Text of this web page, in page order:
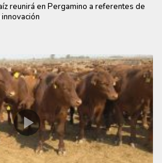
reunirá en Pergamino a referentes de